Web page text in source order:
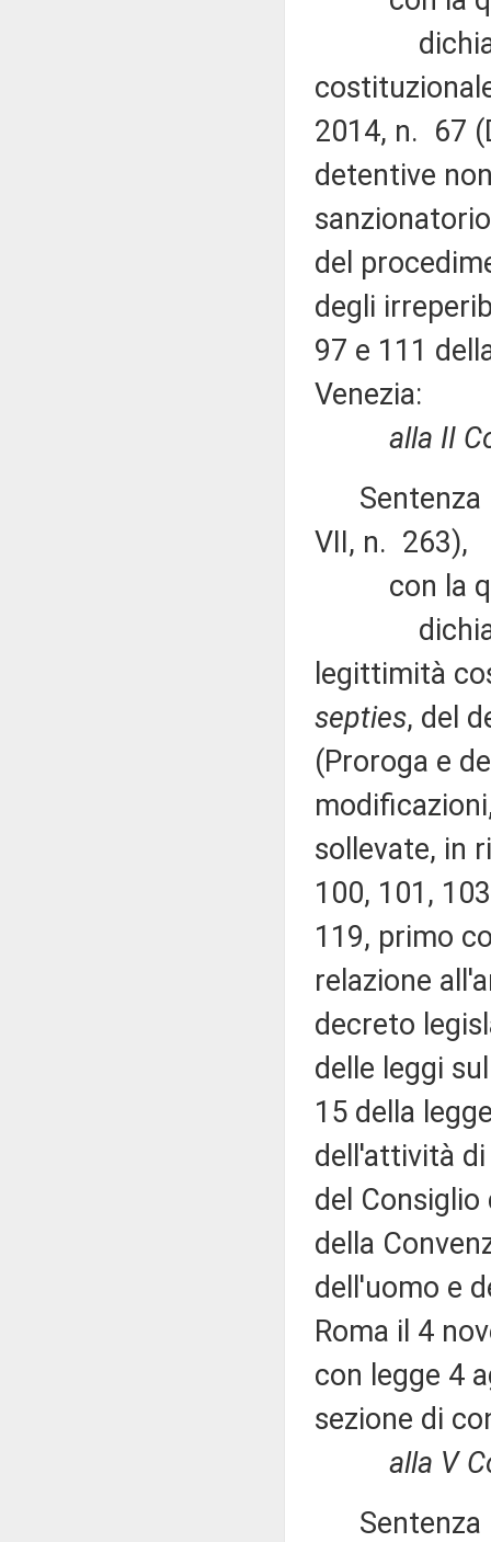
dichiara
2014, n. 67
detentive
del
degli
97 e 111
Venezia:
alla II
Sentenza
VII, n. 263),
con la
dichiara
legittimità
septies, del
(Proroga e
sollevate, in
100, 101,
119, primo
relazione
decreto
delle leggi
15 della
dell'attività
del
della
dell'uomo e
Roma il 4
con legge 4
sezione di
alla V
Sentenza